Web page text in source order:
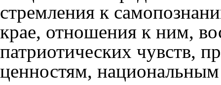
стремления к
крае, отношения к ним,
патриотических чувств,
ценностям,